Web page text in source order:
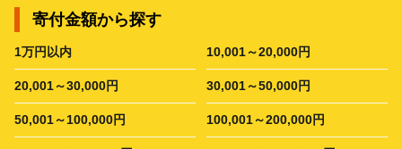
寄付金額から探す
1万円以内 10,001～20,000円
20,001～30,000円 30,001～50,000円
50,001～100,000円 100,001～200,000円